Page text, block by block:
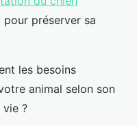
pour préserver sa
les besoins
animal selon son
vie ?